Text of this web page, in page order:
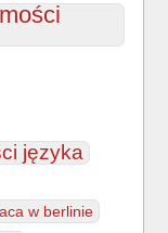
języka
w berlinie